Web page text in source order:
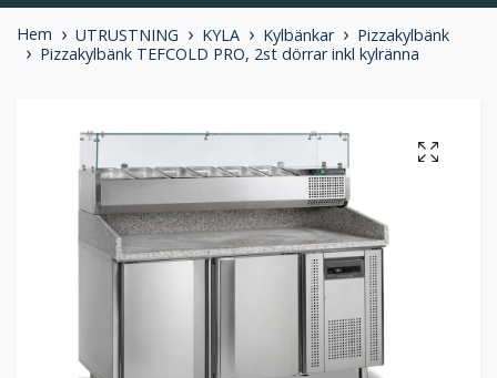
Hem UTRUSTNING KYLA Kylbänkar
Pizzakylbänk
Pizzakylbänk TEFCOLD PRO, 2st dörrar inkl kylränna